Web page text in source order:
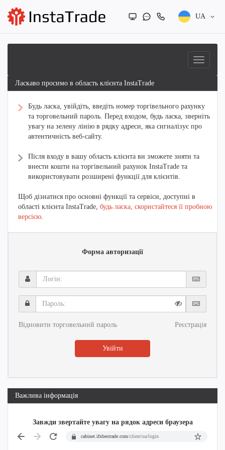
UA
Ласкаво просимо в область клієнта InstaTrade
Будь ласка, увійдіть, введіть номер торгівельного рахунку
та торговельний пароль. Перед входом, будь ласка, зверніть
увагу на зелену лінію в рядку адреси, яка сигналізує про
автентичність веб-сайту.
Після входу в вашу область клієнта ви зможете зняти та
внести кошти на торгівельний рахунок InstaTrade та
використовувати розширені функції для клієнтів.
Щоб дізнатися про основні функції та сервіси, доступні в
області клієнта InstaTrade, будь ласка, скористайтеся її пробною
версією.
Форма авторизації
Логін:
Пароль:
Відновити торговельний пароль Реєстрація
Увійти
Важлива інформація
Завжди звертайте увагу на рядок адреси браузера
cabinet.ifxbestrade.com/client/ua/login